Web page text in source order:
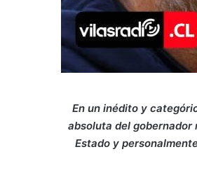
En un inédito y
absoluta del gobernador
Estado y